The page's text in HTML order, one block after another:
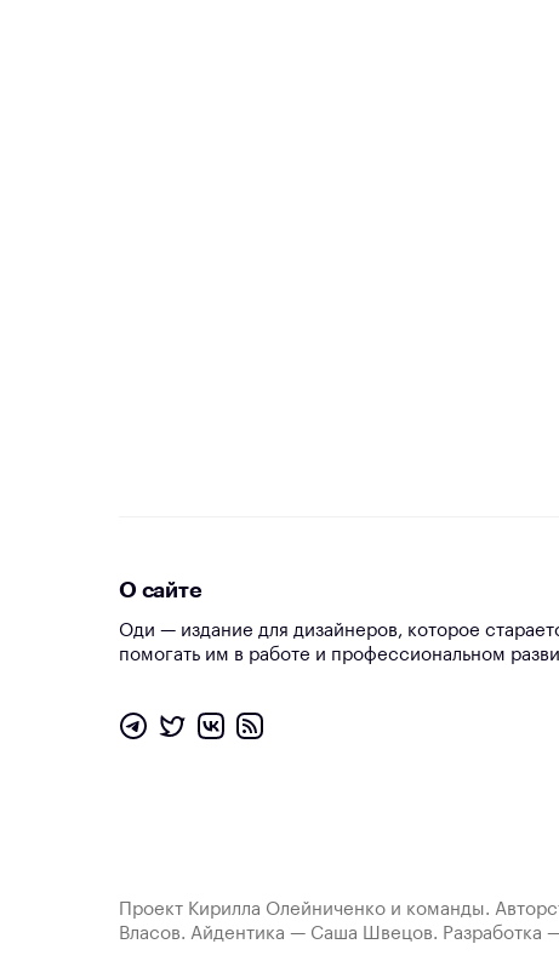
О сайте
Оди — издание для дизайнеров, которое
помогать им в работе и профессиональном
Проект Кирилла Олейниченко и команды.
Власов. Айдентика — Саша Швецов.